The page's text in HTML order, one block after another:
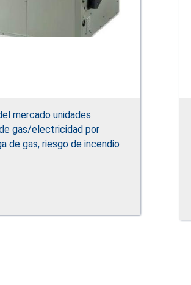
mercado unidades
gas/electricidad por
de gas, riesgo de incendio